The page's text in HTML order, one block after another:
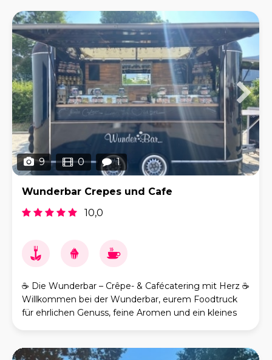
9 0 1
Wunderbar Crepes und Cafe
10,0
☕ Die Wunderbar – Crêpe- & Cafécatering mit Herz ☕
Willkommen bei der Wunderbar, eurem Foodtruck
für ehrlichen Genuss, feine Aromen und ein kleines